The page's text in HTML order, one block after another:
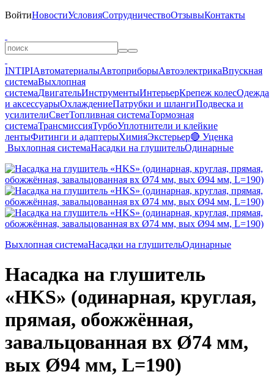
ВойтиНовостиУсловияСотрудничествоОтзывыКонтакты
INTIPIАвтоматериалыАвтоприборыАвтоэлектрикаВпускная
системаВыхлопная
системаДвигательИнструментыИнтерьерКрепеж колесОдежда
и аксессуарыОхлаждениеПатрубки и шлангиПодвеска и
усилителиСветТопливная системаТормозная
системаТрансмиссияТурбоУплотнители и клейкие
лентыФитинги и адаптерыХимияЭкстерьер🔴 Уценка
Выхлопная системаНасадки на глушительОдинарные
Выхлопная системаНасадки на глушительОдинарные
Насадка на глушитель
«HKS» (одинарная, круглая,
прямая, обожжённая,
завальцованная вх Ø74 мм,
вых Ø94 мм, L=190)